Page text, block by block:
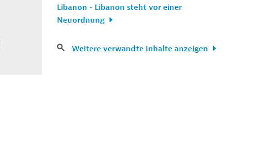
Libanon - Libanon steht vor einer
Neuordnung
Weitere verwandte Inhalte anzeigen